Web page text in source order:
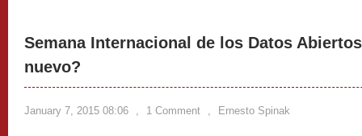
Semana Internacional de los Datos
nuevo?
January 7, 2015 08:06 , 1 Comment , Ernesto Spinak